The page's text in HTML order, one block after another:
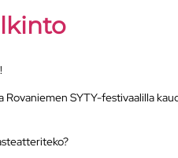
SYTY-festivaalilla